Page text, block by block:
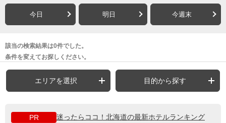
今日 明日 今週末
該当の検索結果は0件でした。
条件を変えてお探しください。
エリアを選択 目的から探す
PR
迷ったらココ！北海道の最新ホテルランキング